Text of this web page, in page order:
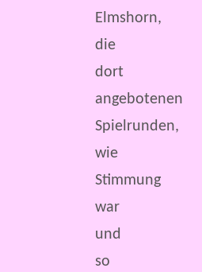
Elmshorn,
die
dort
angebotenen
Spielrunden,
wie
Stimmung
war
und
so